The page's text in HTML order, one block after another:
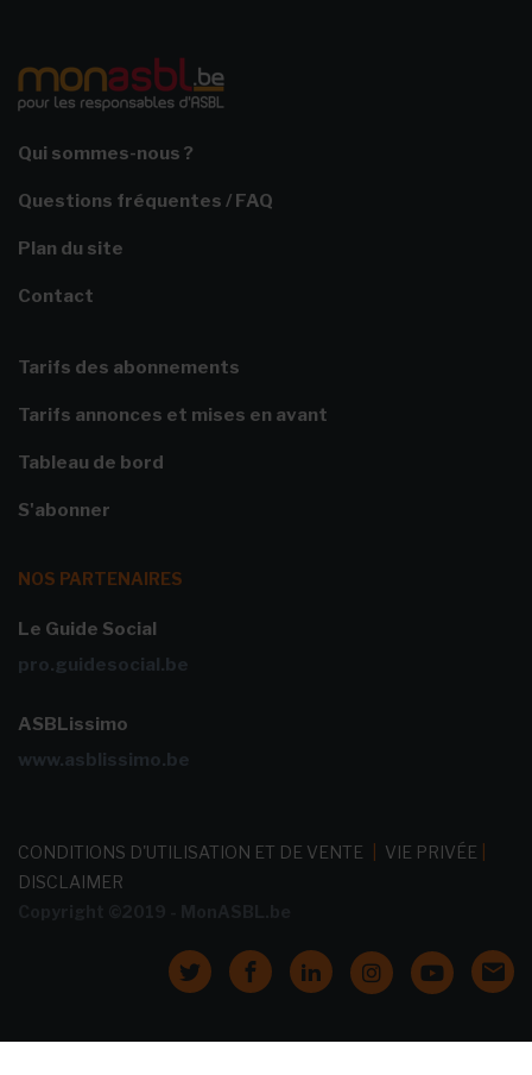
Qui sommes-nous ?
Questions fréquentes / FAQ
Plan du site
Contact
Tarifs des abonnements
Tarifs annonces et mises en avant
Tableau de bord
S'abonner
NOS PARTENAIRES
Le Guide Social
pro.guidesocial.be
ASBLissimo
www.asblissimo.be
CONDITIONS D'UTILISATION ET DE VENTE VIE PRIVÉE
DISCLAIMER